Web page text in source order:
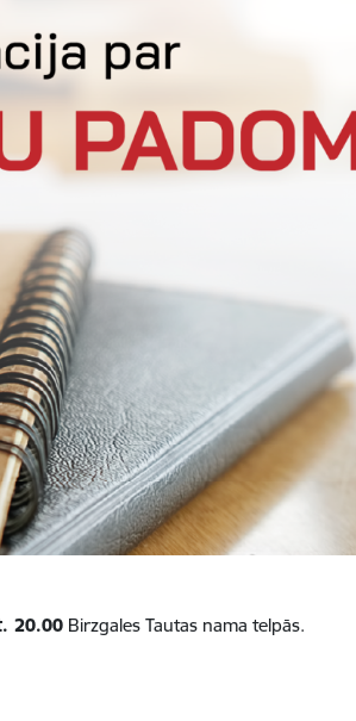
20.00Birzgales Tautas nama telpās.